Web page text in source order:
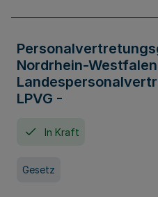
Nordrhein-
LPVG -
In Kraft
Gesetz